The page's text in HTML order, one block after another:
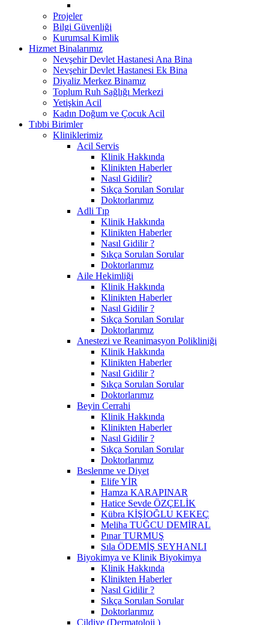
Projeler
Bilgi Güvenliği
Kurumsal Kimlik
Hizmet Binalarımız
Nevşehir Devlet Hastanesi Ana Bina
Nevşehir Devlet Hastanesi Ek Bina
Diyaliz Merkez Binamız
Toplum Ruh Sağlığı Merkezi
Yetişkin Acil
Kadın Doğum ve Çocuk Acil
Tıbbi Birimler
Kliniklerimiz
Acil Servis
Klinik Hakkında
Klinikten Haberler
Nasıl Gidilir?
Sıkça Sorulan Sorular
Doktorlarımız
Adli Tıp
Klinik Hakkında
Klinikten Haberler
Nasıl Gidilir ?
Sıkça Sorulan Sorular
Doktorlarımız
Aile Hekimliği
Klinik Hakkında
Klinikten Haberler
Nasıl Gidilir ?
Sıkça Sorulan Sorular
Doktorlarımız
Anestezi ve Reanimasyon Polikliniği
Klinik Hakkında
Klinikten Haberler
Nasıl Gidilir ?
Sıkça Sorulan Sorular
Doktorlarımız
Beyin Cerrahi
Klinik Hakkında
Klinikten Haberler
Nasıl Gidilir ?
Sıkça Sorulan Sorular
Doktorlarımız
Beslenme ve Diyet
Elife YİR
Hamza KARAPINAR
Hatice Sevde ÖZÇELİK
Kübra KİŞİOĞLU KEKEÇ
Meliha TUĞCU DEMİRAL
Pınar TURMUŞ
Sıla ÖDEMİŞ SEYHANLI
Biyokimya ve Klinik Biyokimya
Klinik Hakkında
Klinikten Haberler
Nasıl Gidilir ?
Sıkça Sorulan Sorular
Doktorlarımız
Cildiye (Dermatoloji )